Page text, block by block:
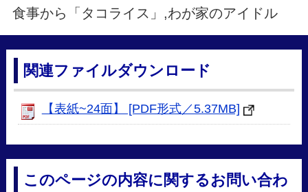
食事から「タコライス」,わが家のアイドル
関連ファイルダウンロード
【表紙~24面】 [PDF形式／5.37MB]
このページの内容に関するお問い合わ